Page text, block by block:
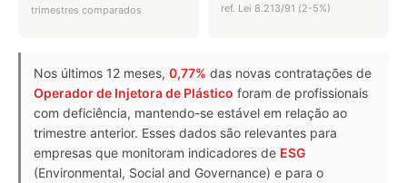
trimestres comparados ref. Lei 8.213/91 (2-5%)
Nos últimos 12 meses, 0,77% das novas contratações de
Operador de Injetora de Plástico foram de profissionais
com deficiência, mantendo-se estável em relação ao
trimestre anterior. Esses dados são relevantes para
empresas que monitoram indicadores de ESG
(Environmental, Social and Governance) e para o